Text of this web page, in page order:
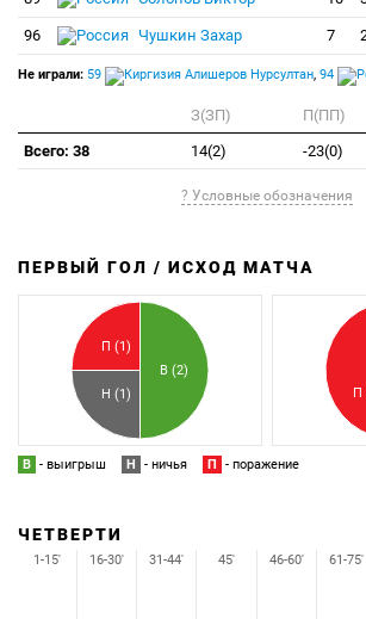
96 Чушкин Захар 7
Не играли: 59 Алишеров Нурсултан, 94
З(ЗП) П(ПП)
Всего: 38
14(2) -23(0)
? Условные обозначения
ПЕРВЫЙ ГОЛ / ИСХОД МАТЧА
В (2)
Н (1)
П (1)
П
В - выигрыш Н - ничья П - поражение
ЧЕТВЕРТИ
1-15' 16-30' 31-44' 45' 46-60' 61-75'